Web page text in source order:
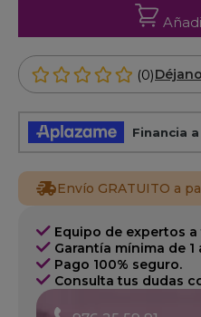
(0)
Envío GRATUITO a
Equipo de expertos
Garantía mínima de 1
Pago 100% seguro.
Consulta tus dudas